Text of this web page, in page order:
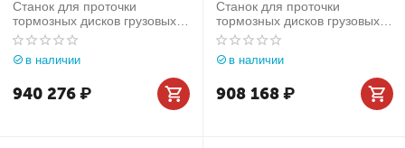
Станок для проточки
тормозных дисков грузовых
автомобилей без снятия
Comec (Италия) арт.
TD502.MNF
в наличии
940 276₽
Станок для проточки
тормозных дисков грузовых
автомобилей без снятия
Comec (Италия) арт.
TD502.STD
в наличии
908 168₽